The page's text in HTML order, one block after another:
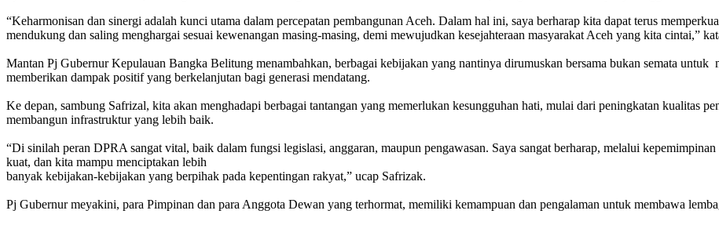
“Keharmonisan dan sinergi adalah kunci utama dalam percepatan pembangunan Aceh. Dalam hal ini, saya berharap kita dapat terus
mendukung dan saling menghargai sesuai kewenangan masing-masing, demi mewujudkan kesejahteraan masyarakat Aceh yang kita cintai,”
Mantan Pj Gubernur Kepulauan Bangka Belitung menambahkan, berbagai kebijakan yang nantinya dirumuskan bersama bukan semata untuk
memberikan dampak positif yang berkelanjutan bagi generasi mendatang.
Ke depan, sambung Safrizal, kita akan menghadapi berbagai tantangan yang memerlukan kesungguhan hati, mulai dari peningkatan kualitas
membangun infrastruktur yang lebih baik.
“Di sinilah peran DPRA sangat vital, baik dalam fungsi legislasi, anggaran, maupun pengawasan. Saya sangat berharap, melalui
kuat, dan kita mampu menciptakan lebih
banyak kebijakan-kebijakan yang berpihak pada kepentingan rakyat,” ucap Safrizak.
Pj Gubernur meyakini, para Pimpinan dan para Anggota Dewan yang terhormat, memiliki kemampuan dan pengalaman untuk membawa